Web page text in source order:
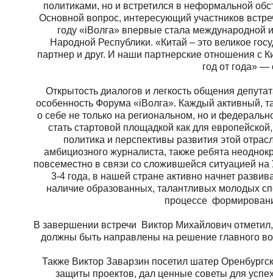
политиками, но и встретился в неформальной
Основной вопрос, интересующий участников
году «iВолга» впервые стала международной
Народной Республики. «Китай – это великое
партнер и друг. И наши партнерские отношения с
год от года»
Открытость диалогов и легкость общения
особенность Форума «iВолга». Каждый активный,
о себе не только на региональном, но и
стать стартовой площадкой как для
политика и перспективы развития этой
амбициозного журналиста, также ребята
повсеместно в связи со сложившейся ситуацией
3-4 года, в нашей стране активно начнет
наличие образованных, талантливых молодых
процессе
В завершении встречи Виктор Михайлович
должны быть направлены на решение главного
Также Виктор Заварзин посетил шатер
защиты проектов, дал ценные советы для